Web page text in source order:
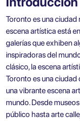
Toronto es una ciudad
escena artística está
galerías que exhiben
inspiradoras del
clásico, la escena
Toronto es una ciudad
una vibrante escena
mundo. Desde
público hasta arte